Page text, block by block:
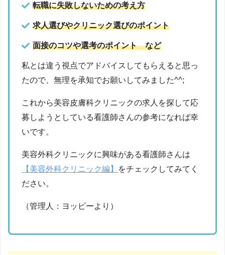
転職に失敗しないための考え方
求人選びやクリニック選びのポイント
面接のコツや選考のポイント など
私とは違う視点でアドバイスしてもらえると思っ
たので、無理を承知でお願いしてみました^^;
これから美容皮膚科クリニックの求人を探して応
募しようとしている看護師さんの参考になれば幸
いです。
美容外科クリニックに興味がある看護師さんは
【美容外科クリニック編】
をチェックしてみてく
ださい。
（管理人：ヨッピーより）